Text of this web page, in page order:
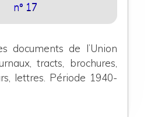
n° 17
documents de l’Union
tracts, brochures,
lettres. Période 1940-